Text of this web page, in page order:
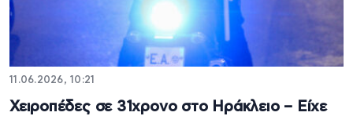
11.06.2026, 10:21
Χειροπέδες σε 31χρονο στο Ηράκλειο – Είχε